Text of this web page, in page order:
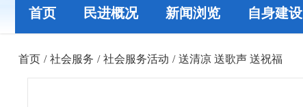
首页 民进概况 新闻浏览 自身建设
首页 / 社会服务 / 社会服务活动 / 送清凉 送歌声 送祝福